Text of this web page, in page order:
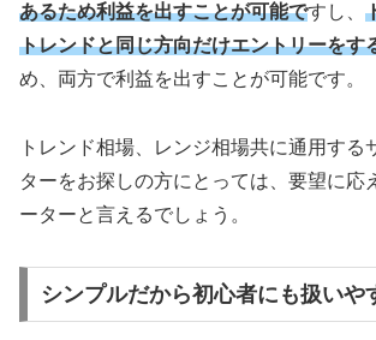
あるため利益を出すことが可能ですし、
トレンドと同じ方向だけエントリーをす
め、両方で利益を出すことが可能です。
トレンド相場、レンジ相場共に通用する
ターをお探しの方にとっては、要望に応
ーターと言えるでしょう。
シンプルだから初心者にも扱いや